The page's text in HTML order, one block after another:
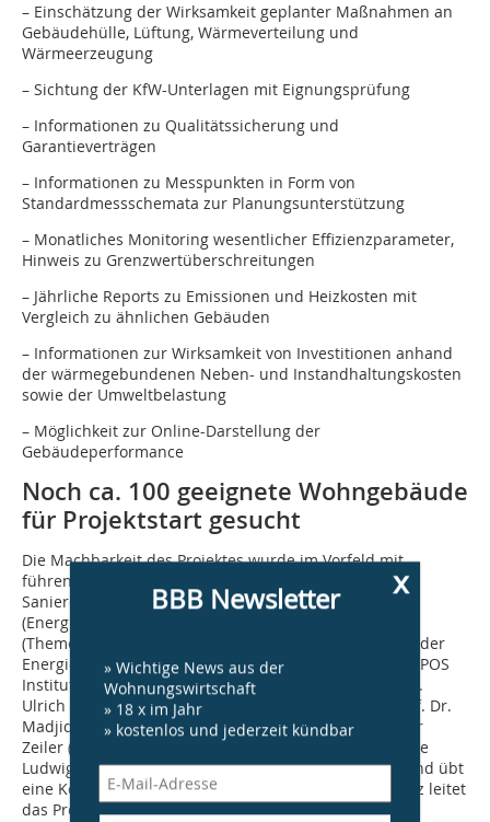
– Einschätzung der Wirksamkeit geplanter Maßnahmen an
Gebäudehülle, Lüftung, Wärmeverteilung und
Wärmeerzeugung
– Sichtung der KfW-Unterlagen mit Eignungsprüfung
– Informationen zu Qualitätssicherung und
Garantieverträgen
– Informationen zu Messpunkten in Form von
Standardmessschemata zur Planungsunterstützung
– Monatliches Monitoring wesentlicher Effizienzparameter,
Hinweis zu Grenzwertüberschreitungen
– Jährliche Reports zu Emissionen und Heizkosten mit
Vergleich zu ähnlichen Gebäuden
– Informationen zur Wirksamkeit von Investitionen anhand
der wärmegebundenen Neben- und Instandhaltungskosten
sowie der Umweltbelastung
– Möglichkeit zur Online-Darstellung der
Gebäudeperformance
Noch ca. 100 geeignete Wohngebäude
für Projektstart gesucht
Die Machbarkeit des Projektes wurde im Vorfeld mit
führenden Experten energieeffizienten Bauens und
Sanierens abgestimmt: Dr. Ernst Fleischhacker
(Energiemonitoring Tirol), Dipl.-Ing. Andreas Gries
(Themenfeldleiter energetisches Bauen und Sanieren der
Energieagentur NRW), Dipl.-Psych. Olaf Hofmann (SKOPOS
Institut für Markt- und Kommunikationsforschung), Dr.
Ulrich Leibfried (Consolar Solare Energiesysteme), Prof. Dr.
Madjid Madjidi (Hochschule München), Dipl.-Ing. Peter
Zeiler (Peter Zeiler + Partner Ingenieurgesellschaft). Die
Ludwig-Bölkow-Stiftung unterstützt die Verbreitung und übt
eine Kontrollfunktion aus. Die Stiftung Energieeffizienz leitet
das Projekt ehrenamtlich.
x
BBB Newsletter
» Wichtige News aus der
Wohnungswirtschaft
» 18 x im Jahr
» kostenlos und jederzeit kündbar